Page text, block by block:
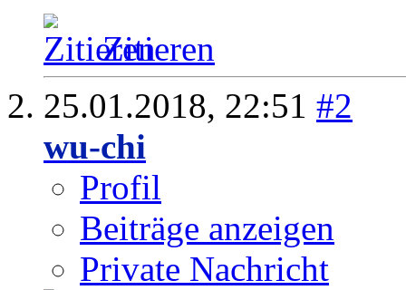
Zitieren
25.01.2018, 22:51 #2
wu-chi
Profil
Beiträge anzeigen
Private Nachricht